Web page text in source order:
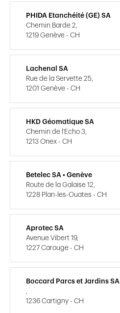
PHIDA Etanchéité (GE) SA
Chemin Barde 2,
1219 Genève - CH
Lachenal SA
Rue de la Servette 25,
1201 Genève - CH
HKD Géomatique SA
Chemin de l'Echo 3,
1213 Onex - CH
Betelec SA • Genève
Route de la Galaise 12,
1228 Plan-les-Ouates - CH
Aprotec SA
Avenue Vibert 19,
1227 Carouge - CH
Boccard Parcs et Jardins SA
,
1236 Cartigny - CH